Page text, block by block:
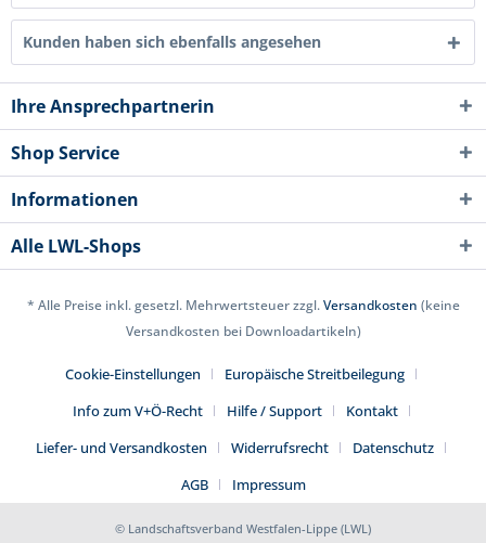
Kunden haben sich ebenfalls angesehen
Ihre Ansprechpartnerin
Shop Service
Informationen
Alle LWL-Shops
* Alle Preise inkl. gesetzl. Mehrwertsteuer zzgl.Versandkosten (keine
Versandkosten bei Downloadartikeln)
Cookie-Einstellungen
Europäische Streitbeilegung
Info zum V+Ö-Recht
Hilfe / Support
Kontakt
Liefer- und Versandkosten
Widerrufsrecht
Datenschutz
AGB
Impressum
© Landschaftsverband Westfalen-Lippe (LWL)